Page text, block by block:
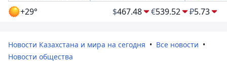
+29° $467.48 €539.52 ₽5.73
Новости Казахстана и мира на сегодня
Все новости
Новости общества